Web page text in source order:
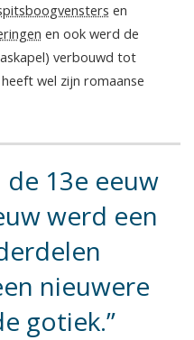
en
en ook werd de
verbouwd tot
wel zijn romaanse
13e eeuw
werd een
nieuwere
gotiek.